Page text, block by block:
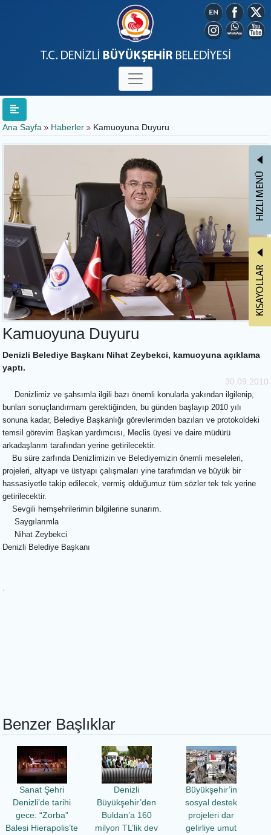
Ana Sayfa Haberler Kamuoyuna Duyuru
Kamuoyuna Duyuru
Denizli Belediye Başkanı Nihat Zeybekci, kamuoyuna açıklama
yaptı.
30.09.2010
Denizlimiz ve şahsımla ilgili bazı önemli konularla yakından ilgilenip,
bunları sonuçlandırmam gerektiğinden, bu günden başlayıp 2010 yılı
sonuna kadar, Belediye Başkanlığı görevlerimden bazıları ve protokoldeki
temsil görevim Başkan yardımcısı, Meclis üyesi ve daire müdürü
arkadaşlarım tarafından yerine getirilecektir.
Bu süre zarfında Denizlimizin ve Belediyemizin önemli meseleleri,
projeleri, altyapı ve üstyapı çalışmaları yine tarafımdan ve büyük bir
hassasiyetle takip edilecek, vermiş olduğumuz tüm sözler tek tek yerine
getirilecektir.
Sevgili hemşehrilerimin bilgilerine sunarım.
Saygılarımla
Nihat Zeybekci
Denizli Belediye Başkanı
.
Benzer Başlıklar
Sanat Şehri
Denizli’de tarihi
gece: “Zorba”
Balesi Hierapolis’te
Denizli
Büyükşehir’den
Buldan’a 160
milyon TL’lik dev
Büyükşehir’in
sosyal destek
projeleri dar
gelirliye umut